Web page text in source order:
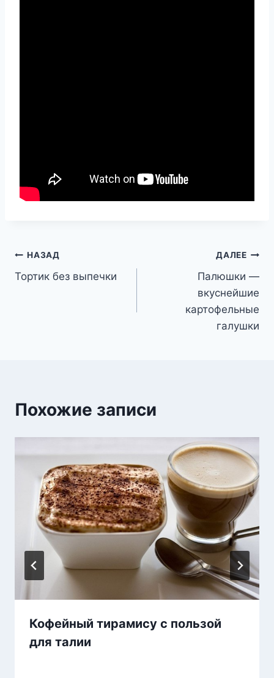
Навигация
по
НАЗАД
Тортик без выпечки
ДАЛЕЕ
Палюшки —
вкуснейшие
картофельные
галушки
Похожие записи
Кофейный тирамису с пользой
для талии